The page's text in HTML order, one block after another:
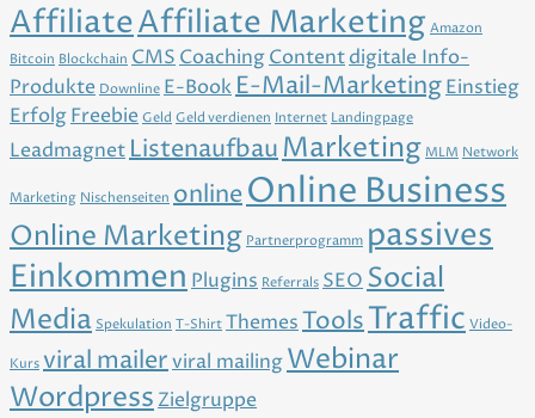
AffiliateAffiliate Marketing Amazon
Bitcoin Blockchain CMS CoachingContentdigitale Info-
Produkte Downline E-BookE-Mail-MarketingEinstieg
ErfolgFreebie Geld Geld verdienen Internet Landingpage
LeadmagnetListenaufbauMarketing MLM Network
Marketing Nischenseiten onlineOnline Business
Online Marketing Partnerprogramm passives
Einkommen Plugins Referrals SEO Social
Media Spekulation T-Shirt ThemesToolsTraffic Video-
Kurs viral mailerviral mailingWebinar
Wordpress Zielgruppe